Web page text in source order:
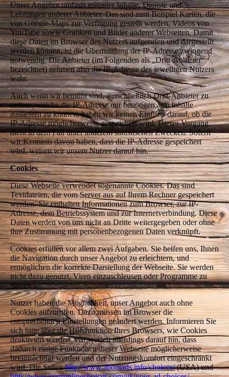
Unser Angebot umfasst mitunter Inhalte, Dienste und
Leistungen anderer Anbieter. Das sind zum Beispiel Karten, die
von Google-Maps zur Verfügung gestellt werden, Videos von
YouTube sowie Grafiken und Bilder anderer Webseiten. Damit
diese Daten im Browser des Nutzers aufgerufen und dargestellt
werden können, ist die Übermittlung der IP-Adresse zwingend
notwendig. Die Anbieter (im Folgenden als „Dritt-Anbieter“
bezeichnet) nehmen also die IP-Adresse des jeweiligen Nutzers
wahr.
Auch wenn wir bemüht sind, ausschließlich Dritt-Anbieter zu
nutzen, welche die IP-Adresse nur benötigen, um Inhalte
ausliefern zu können, haben wir keinen Einfluss darauf, ob die
IP-Adresse möglicherweise gespeichert wird. Dieser Vorgang
dient in dem Fall unter anderem statistischen Zwecken. Sofern
wir Kenntnis davon haben, dass die IP-Adresse gespeichert
wird, weisen wir unsere Nutzer darauf hin.
Cookies
Diese Webseite verwendet sogenannte Cookies. Das sind
Textdateien, die vom Server aus auf Ihrem Rechner gespeichert
werden. Sie enthalten Informationen zum Browser, zur IP-
Adresse, dem Betriebssystem und zur Internetverbindung. Diese
Daten werden von uns nicht an Dritte weitergegeben oder ohne
ihre Zustimmung mit personenbezogenen Daten verknüpft.
Cookies erfüllen vor allem zwei Aufgaben. Sie helfen uns, Ihnen
die Navigation durch unser Angebot zu erleichtern, und
ermöglichen die korrekte Darstellung der Webseite. Sie werden
nicht dazu genutzt, Viren einzuschleusen oder Programme zu
starten.
Nutzer haben die Möglichkeit, unser Angebot auch ohne
Cookies aufzurufen. Dazu müssen im Browser die
entsprechenden Einstellungen geändert werden. Informieren Sie
sich bitte über die Hilfsfunktion Ihres Browsers, wie Cookies
deaktiviert werden. Wir weisen allerdings darauf hin, dass
dadurch einige Funktionen dieser Webseite möglicherweise
beeinträchtigt werden und der Nutzungskomfort eingeschränkt
wird. Die Seitenhttp://www.aboutads.info/choices/(USA) und